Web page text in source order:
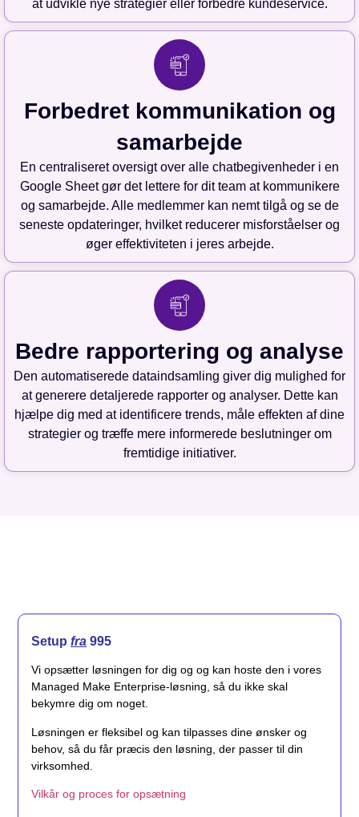
at udvikle nye strategier eller forbedre kundeservice.
Forbedret kommunikation og
samarbejde
En centraliseret oversigt over alle chatbegivenheder i en
Google Sheet gør det lettere for dit team at kommunikere
og samarbejde. Alle medlemmer kan nemt tilgå og se de
seneste opdateringer, hvilket reducerer misforståelser og
øger effektiviteten i jeres arbejde.
Bedre rapportering og analyse
Den automatiserede dataindsamling giver dig mulighed for
at generere detaljerede rapporter og analyser. Dette kan
hjælpe dig med at identificere trends, måle effekten af dine
strategier og træffe mere informerede beslutninger om
fremtidige initiativer.
Setup fra 995
Vi opsætter løsningen for dig og og kan hoste den i vores
Managed Make Enterprise-løsning, så du ikke skal
bekymre dig om noget.
Løsningen er fleksibel og kan tilpasses dine ønsker og
behov, så du får præcis den løsning, der passer til din
virksomhed.
Vilkår og proces for opsætning